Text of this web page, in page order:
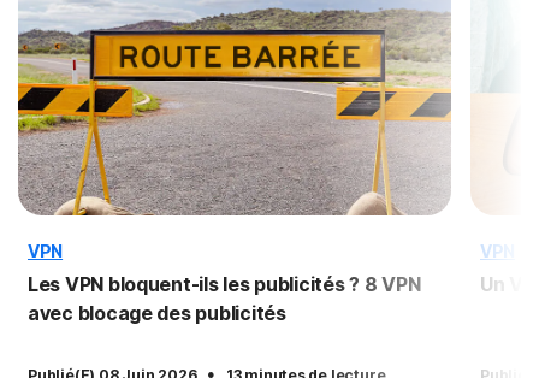
VPN
Les VPN bloquent-ils les publicités ? 8 VPN
avec blocage des publicités
VPN
Un